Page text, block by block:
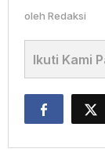
oleh Redaksi
Ikuti Kami